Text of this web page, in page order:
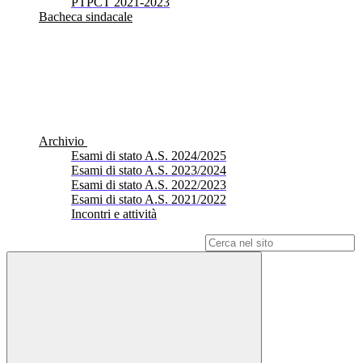
Bacheca sindacale
Archivio
Esami di stato A.S. 2024/2025
Esami di stato A.S. 2023/2024
Esami di stato A.S. 2022/2023
Esami di stato A.S. 2021/2022
Incontri e attività